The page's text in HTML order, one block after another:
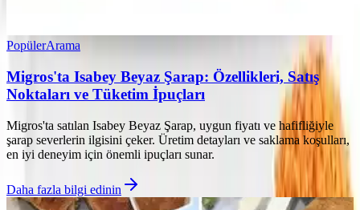
PopülerArama
Migros'ta Isabey Beyaz Şarap: Özellikleri, Satış
Noktaları ve Tüketim İpuçları
Migros'ta satılan Isabey Beyaz Şarap, uygun fiyatı ve hafifliğiyle
şarap severlerin ilgisini çeker. Üretim detayları ve saklama koşulları,
en iyi deneyim için önemli ipuçları sunar.
Daha fazla bilgi edinin